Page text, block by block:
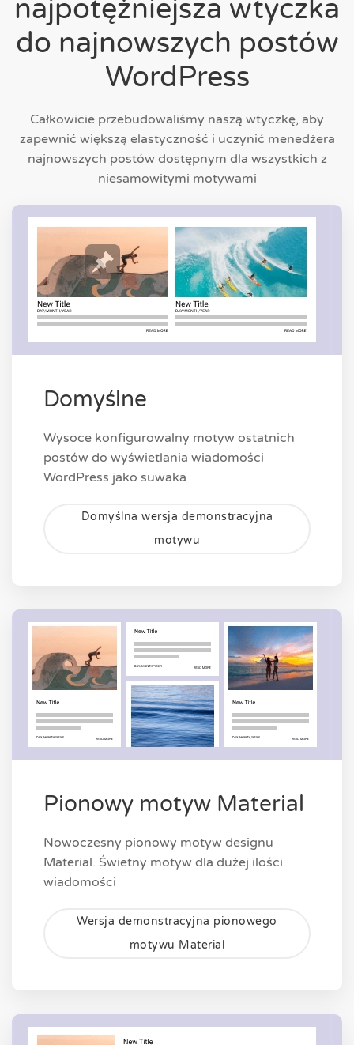
najpotężniejsza wtyczka
do najnowszych postów
WordPress
Całkowicie przebudowaliśmy naszą wtyczkę, aby
zapewnić większą elastyczność i uczynić menedżera
najnowszych postów dostępnym dla wszystkich z
niesamowitymi motywami
Domyślne
Wysoce konfigurowalny motyw ostatnich
postów do wyświetlania wiadomości
WordPress jako suwaka
Domyślna wersja demonstracyjna
motywu
Pionowy motyw Material
Nowoczesny pionowy motyw designu
Material. Świetny motyw dla dużej ilości
wiadomości
Wersja demonstracyjna pionowego
motywu Material